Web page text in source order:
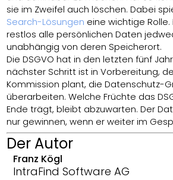
sie im Zweifel auch löschen. Dabei
Search-Lösungen eine wichtige Rolle.
restlos alle persönlichen Daten
unabhängig von deren Speicherort.
Die DSGVO hat in den letzten fünf
nächster Schritt ist in Vorbereitung,
Kommission plant, die Datenschutz-
überarbeiten. Welche Früchte das
Ende trägt, bleibt abzuwarten. Der
nur gewinnen, wenn er weiter im
Der Autor
Franz Kögl
IntraFind Software AG